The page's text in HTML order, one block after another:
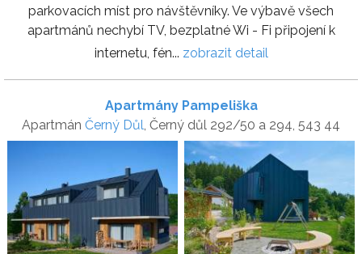
parkovacích míst pro návštěvníky. Ve výbavě všech
apartmánů nechybí TV, bezplatné Wi - Fi připojení k
internetu, fén... zobrazit detail
Apartmány Pampeliška
Apartmán Černý Důl , Černý důl 292/50 a 294, 543 44